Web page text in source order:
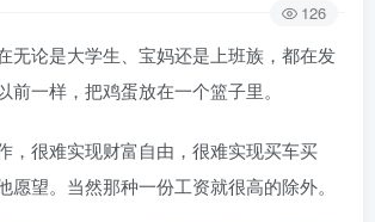
126
无论是大学生、宝妈还是上班族，都在发
前一样，把鸡蛋放在一个篮子里。
，很难实现财富自由，很难实现买车买
愿望。当然那种一份工资就很高的除外。